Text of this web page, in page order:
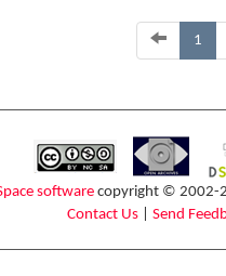
1
softwarecopyright © 2002-
Contact Us| Send